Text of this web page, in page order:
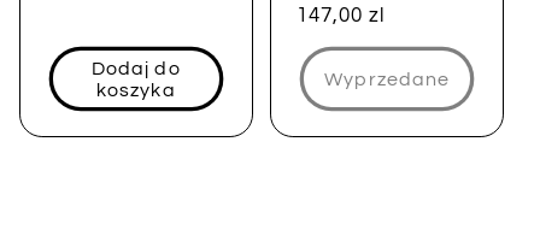
Dodaj do
koszyka
regularna
147,00 zl
Wyprzedane